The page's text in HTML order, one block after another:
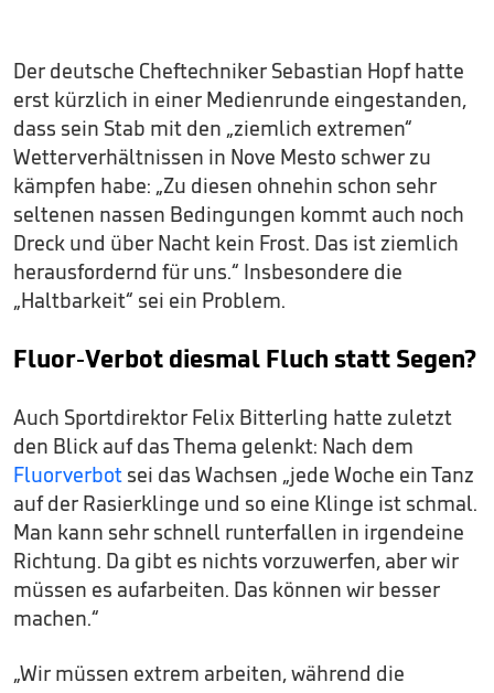
Der deutsche Cheftechniker Sebastian Hopf hatte
erst kürzlich in einer Medienrunde eingestanden,
dass sein Stab mit den „ziemlich extremen“
Wetterverhältnissen in Nove Mesto schwer zu
kämpfen habe: „Zu diesen ohnehin schon sehr
seltenen nassen Bedingungen kommt auch noch
Dreck und über Nacht kein Frost. Das ist ziemlich
herausfordernd für uns.“ Insbesondere die
„Haltbarkeit“ sei ein Problem.
Fluor-Verbot diesmal Fluch statt Segen?
Auch Sportdirektor Felix Bitterling hatte zuletzt
den Blick auf das Thema gelenkt: Nach dem
Fluorverbot sei das Wachsen „jede Woche ein Tanz
auf der Rasierklinge und so eine Klinge ist schmal.
Man kann sehr schnell runterfallen in irgendeine
Richtung. Da gibt es nichts vorzuwerfen, aber wir
müssen es aufarbeiten. Das können wir besser
machen.“
„Wir müssen extrem arbeiten, während die